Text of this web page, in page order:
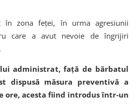
în zona feței, în urma agresiunii
care a avut nevoie de îngrijiri
administrat, față de bărbatul
dispusă măsura preventivă a
ore, acesta fiind introdus într-un